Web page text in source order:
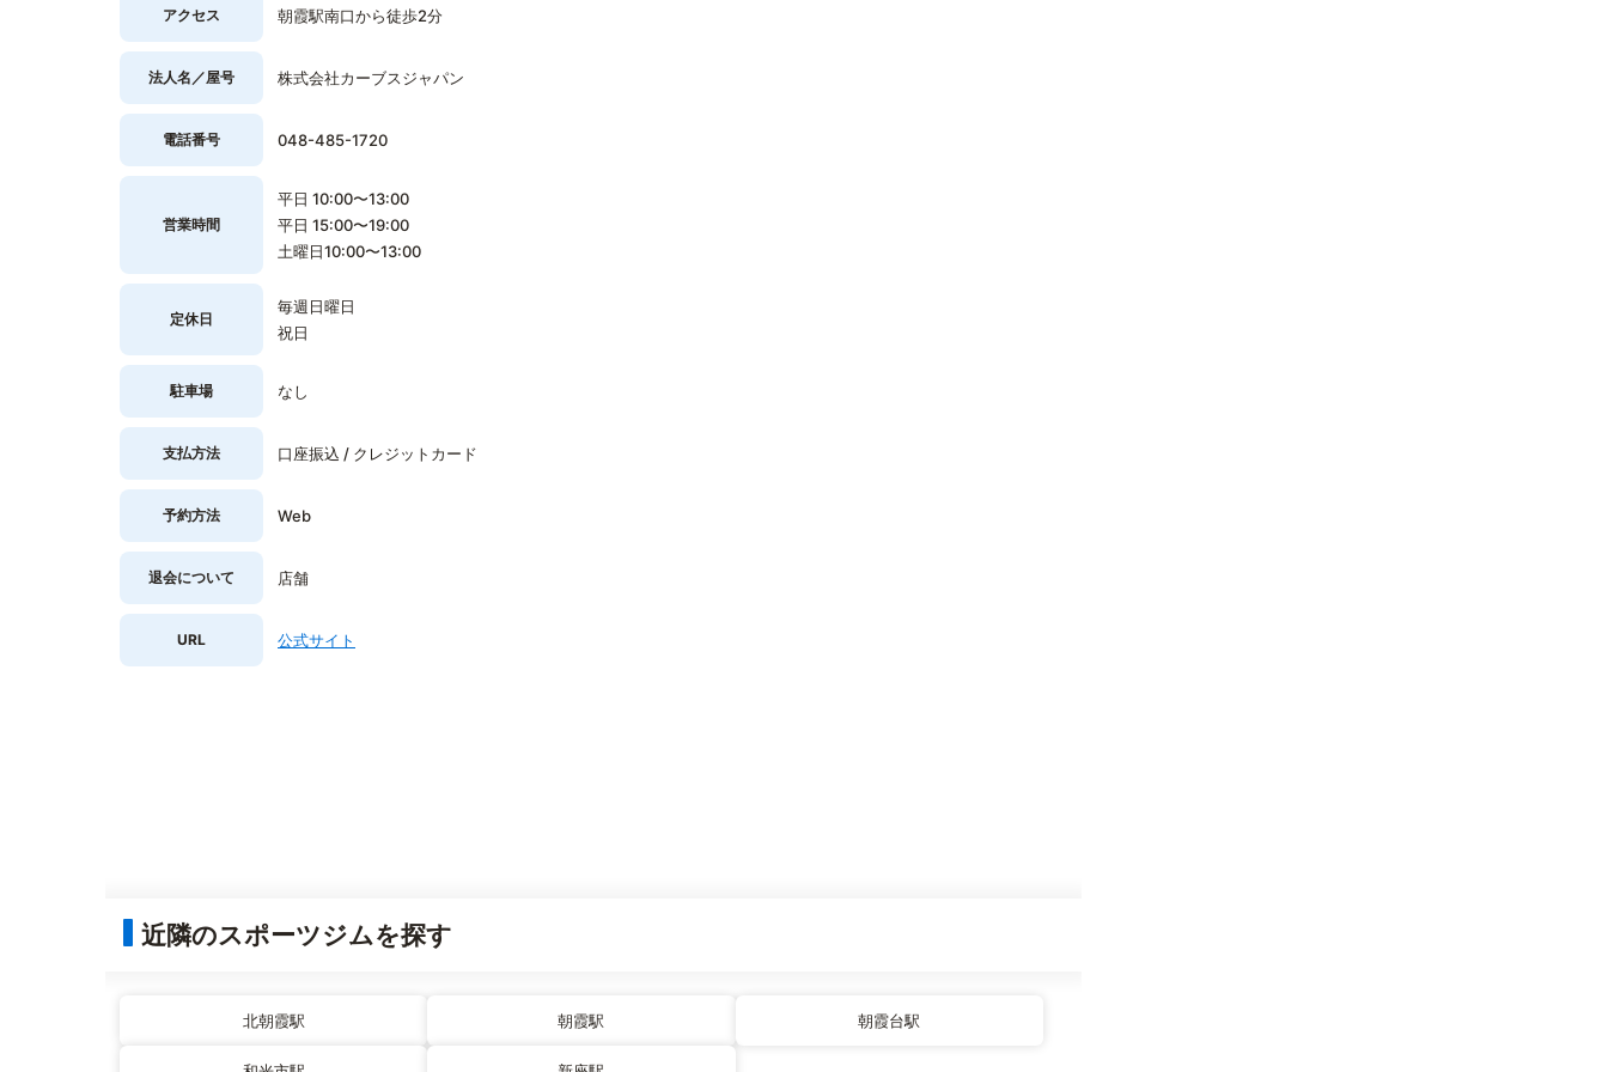
アクセス 朝霞駅南口から徒歩2分
法人名／屋号 株式会社カーブスジャパン
電話番号 048-485-1720
営業時間
平日 10:00〜13:00
平日 15:00〜19:00
土曜日10:00〜13:00
定休日
毎週日曜日
祝日
駐車場 なし
支払方法 口座振込 / クレジットカード
予約方法 Web
退会について 店舗
URL 公式サイト
近隣のスポーツジムを探す
北朝霞駅 朝霞駅 朝霞台駅